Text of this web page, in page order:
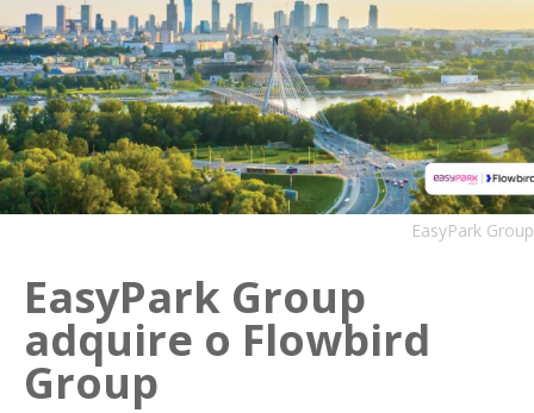
EasyPark Group
EasyPark Group
adquire o Flowbird
Group